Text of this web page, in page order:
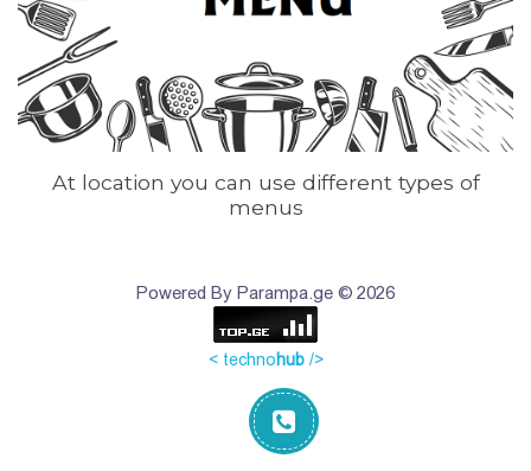
At location you can use different types of
menus
Powered By Parampa.ge © 2026
< technohub/>